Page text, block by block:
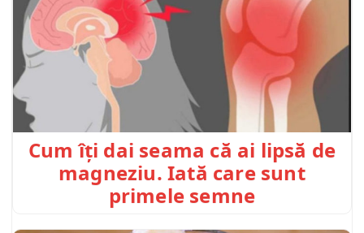
Cum îți dai seama că ai lipsă de
magneziu. Iată care sunt
primele semne